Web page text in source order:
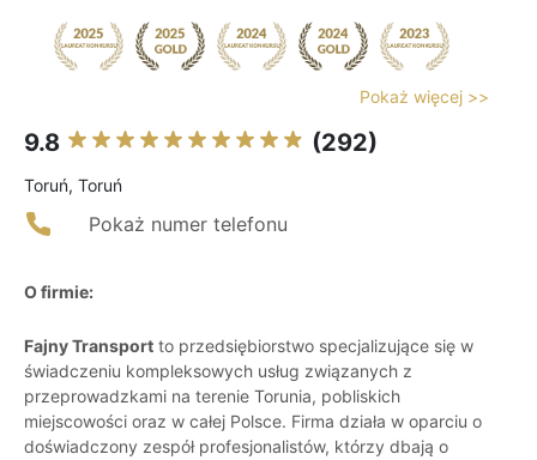
Pokaż więcej >>
9.8 (292)
Toruń, Toruń
Pokaż numer telefonu
O firmie:
Fajny Transport to przedsiębiorstwo specjalizujące się w
świadczeniu kompleksowych usług związanych z
przeprowadzkami na terenie Torunia, pobliskich
miejscowości oraz w całej Polsce. Firma działa w oparciu o
doświadczony zespół profesjonalistów, którzy dbają o